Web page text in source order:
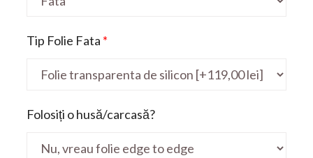
Tip Folie Fata *
Folosiți o husă/carcasă?